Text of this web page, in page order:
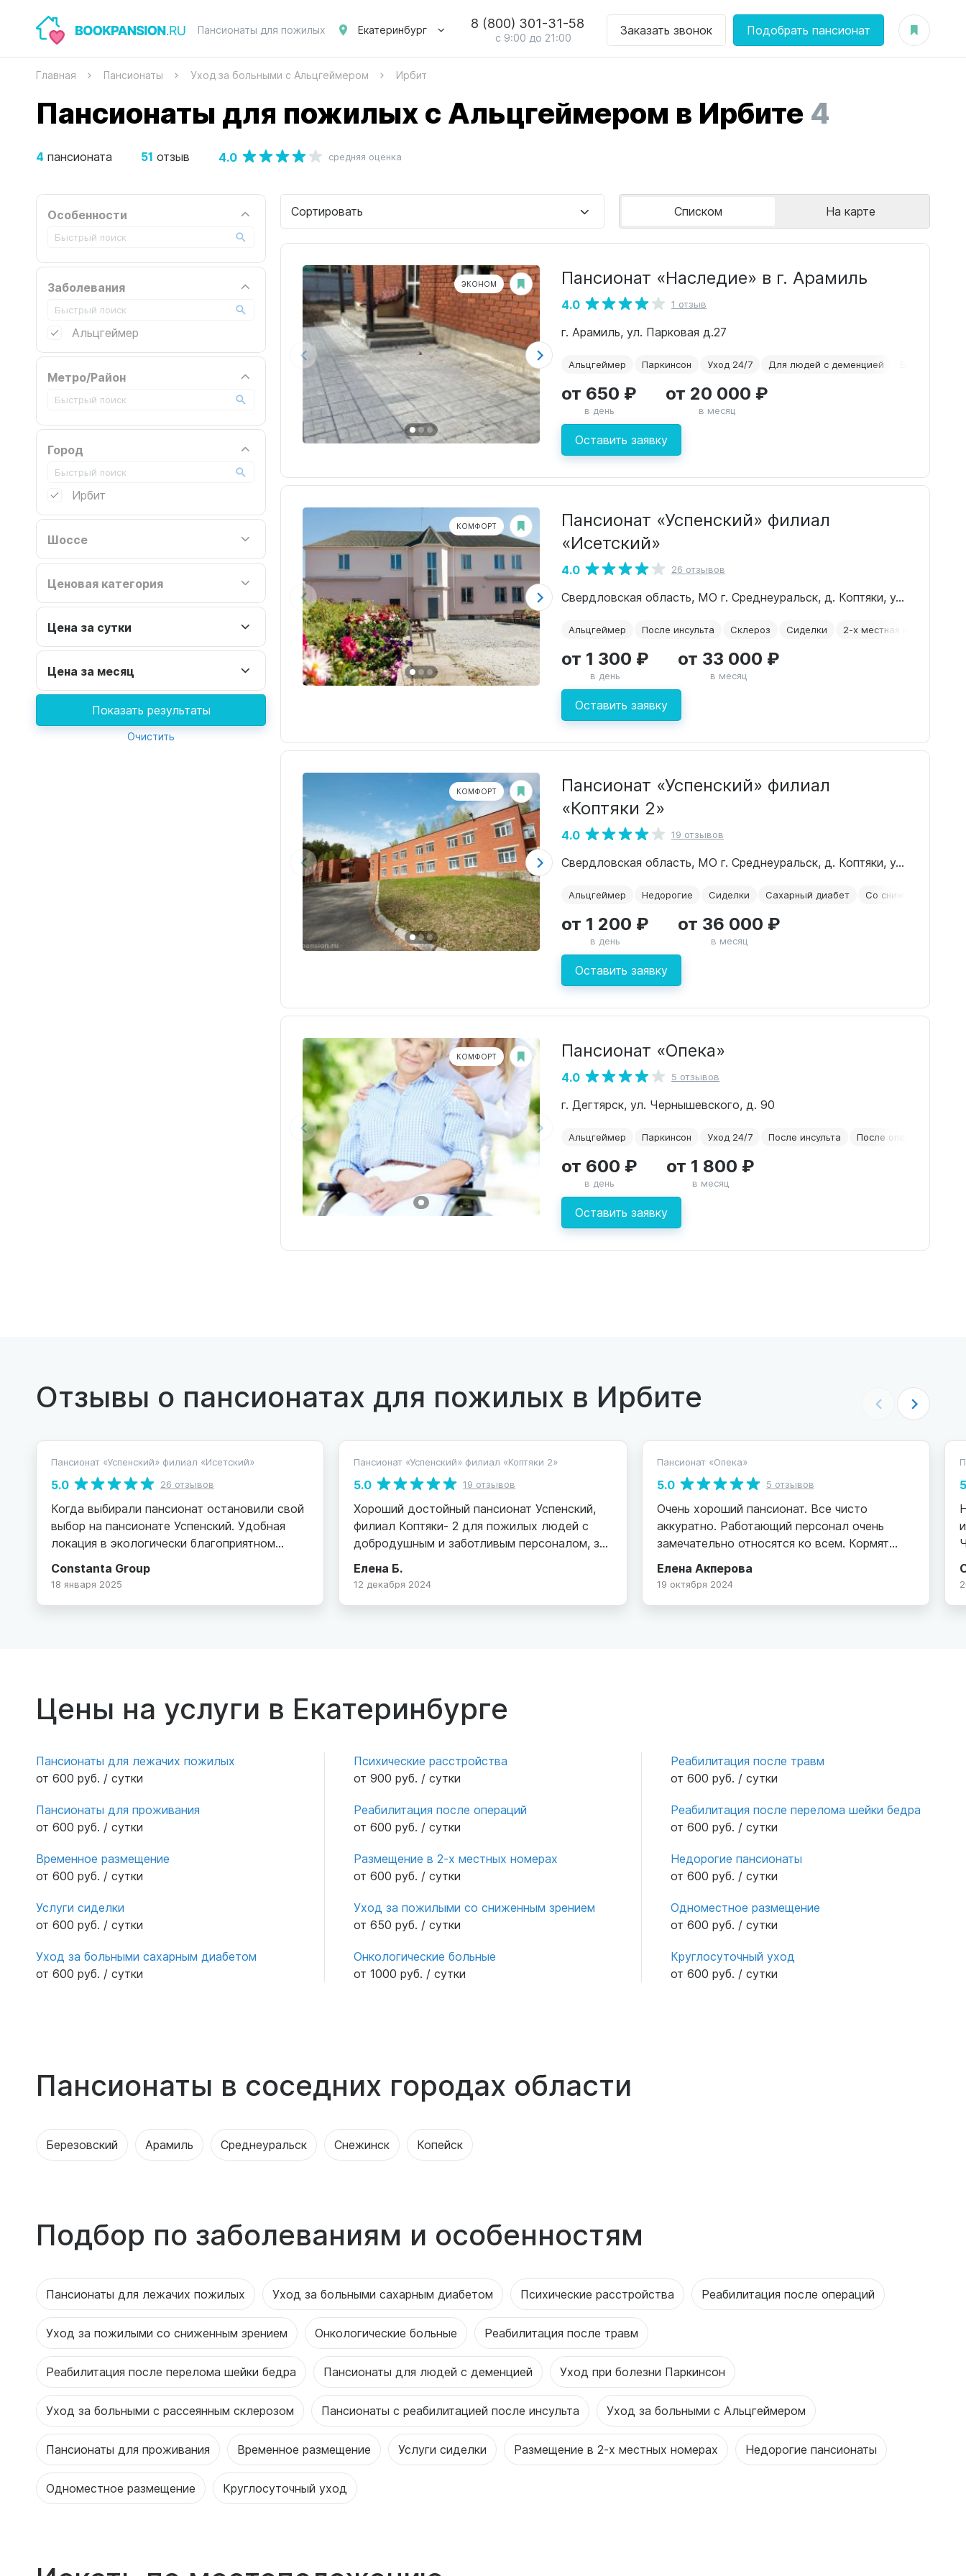
Пансионаты для пожилых Екатеринбург 8 (800) 301-31-58
с 9:00 до 21:00
Заказать звонок Подобрать пансионат
Главная Пансионаты Уход за больными с Альцгеймером Ирбит
Пансионаты для пожилых с Альцгеймером в Ирбите 4
4 пансионата 51 отзыв 4.0 средняя оценка
Особенности
Заболевания
Альцгеймер
Метро/Район
Город
Ирбит
Шоссе
Ценовая категория
Цена за сутки
Цена за месяц
Показать результаты
Очистить
Сортировать Списком На карте
ЭКОНОМ Пансионат «Наследие» в г. Арамиль
4.0 1 отзыв
г. Арамиль, ул. Парковая д.27
Альцгеймер Паркинсон Уход 24/7 Для людей с деменцией
Оставить заявку
от 650 ₽
в день
от 20 000 ₽
в месяц
КОМФОРТ
Пансионат «Успенский» филиал
«Исетский»
4.0 26 отзывов
Свердловская область, МО г. Среднеуральск, д. Коптяки, ул.Исетская 31
Альцгеймер После инсульта Склероз Сиделки 2-х местная комната
Оставить заявку
от 1 300 ₽
в день
от 33 000 ₽
в месяц
КОМФОРТ
Пансионат «Успенский» филиал
«Коптяки 2»
4.0 19 отзывов
Свердловская область, МО г. Среднеуральск, д. Коптяки, ул. Проезжая, 9
Альцгеймер Недорогие Сиделки Сахарный диабет Со сниженным
Оставить заявку
от 1 200 ₽
в день
от 36 000 ₽
в месяц
КОМФОРТ Пансионат «Опека»
4.0 5 отзывов
г. Дегтярск, ул. Чернышевского, д. 90
Альцгеймер Паркинсон Уход 24/7 После инсульта После операций
Оставить заявку
от 600 ₽
в день
от 1 800 ₽
в месяц
Отзывы о пансионатах для пожилых в Ирбите
Пансионат «Успенский» филиал «Исетский»
5.0 26 отзывов
Когда выбирали пансионат остановили свой
выбор на пансионате Успенский. Удобная
локация в экологически благоприятном
Хороший кирпичный корпус, охраняемая,
искренние слова благодарности.
Constanta Group
18 января 2025
Пансионат «Успенский» филиал «Коптяки 2»
5.0 19 отзывов
Хороший достойный пансионат Успенский,
филиал Коптяки- 2 для пожилых людей с
добродушным и заботливым персоналом, за
пансионата для одинокой тёти осмотрела
осмотры, дают вовремя лекарства. Если
нужно, терапевт всегда подкорректирует
чистота, чистая постель и диетические
питание. Все очень прилично, я и тётя
довольны, рекомендую!
Елена Б.
12 декабря 2024
Пансионат «Опека»
5.0 5 отзывов
Очень хороший пансионат. Все чисто
аккуратно. Работающий персонал очень
замечательно относятся ко всем. Кормят
девочкам которые работают там. Хорошо
Елена Акперова
19 октября 2024
Цены на услуги в Екатеринбурге
Пансионаты для лежачих пожилых
от 600 руб. / сутки
Пансионаты для проживания
от 600 руб. / сутки
Временное размещение
от 600 руб. / сутки
Услуги сиделки
от 600 руб. / сутки
Уход за больными сахарным диабетом
от 600 руб. / сутки
Психические расстройства
от 900 руб. / сутки
Реабилитация после операций
от 600 руб. / сутки
Размещение в 2-х местных номерах
от 600 руб. / сутки
Уход за пожилыми со сниженным зрением
от 650 руб. / сутки
Онкологические больные
от 1000 руб. / сутки
Реабилитация после травм
от 600 руб. / сутки
Реабилитация после перелома шейки бедра
от 600 руб. / сутки
Недорогие пансионаты
от 600 руб. / сутки
Одноместное размещение
от 600 руб. / сутки
Круглосуточный уход
от 600 руб. / сутки
Пансионаты в соседних городах области
Березовский Арамиль Среднеуральск Снежинск Копейск
Подбор по заболеваниям и особенностям
Пансионаты для лежачих пожилых Уход за больными сахарным диабетом Психические расстройства Реабилитация после операций
Уход за пожилыми со сниженным зрением Онкологические больные Реабилитация после травм
Реабилитация после перелома шейки бедра Пансионаты для людей с деменцией Уход при болезни Паркинсон
Уход за больными с рассеянным склерозом Пансионаты с реабилитацией после инсульта Уход за больными с Альцгеймером
Пансионаты для проживания Временное размещение Услуги сиделки Размещение в 2-х местных номерах Недорогие пансионаты
Одноместное размещение Круглосуточный уход